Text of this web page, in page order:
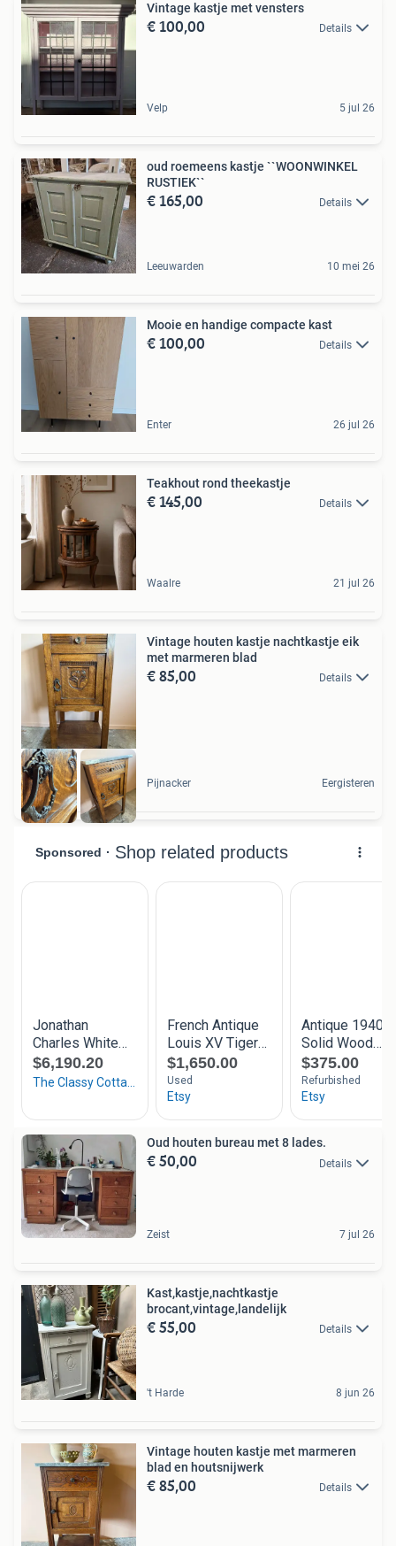
Vintage kastje met vensters
€ 100,00 Details
Velp 5 jul 26
oud roemeens kastje ``WOONWINKEL
RUSTIEK``
€ 165,00 Details
Leeuwarden 10 mei 26
Mooie en handige compacte kast
€ 100,00 Details
Enter 26 jul 26
Teakhout rond theekastje
€ 145,00 Details
Waalre 21 jul 26
Vintage houten kastje nachtkastje eik
met marmeren blad
€ 85,00 Details
Pijnacker Eergisteren
Oud houten bureau met 8 lades.
€ 50,00 Details
Zeist 7 jul 26
Kast,kastje,nachtkastje
brocant,vintage,landelijk
€ 55,00 Details
't Harde 8 jun 26
Vintage houten kastje met marmeren
blad en houtsnijwerk
€ 85,00 Details